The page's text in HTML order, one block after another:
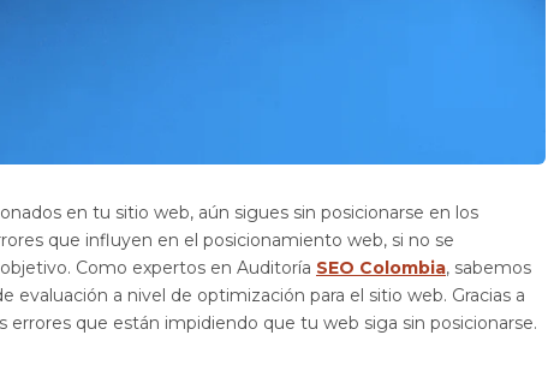
en tu sitio web, aún sigues sin posicionarse en los
que influyen en el posicionamiento web, si no se
Como expertos en Auditoría SEO Colombia, sabemos
evaluación a nivel de optimización para el sitio web. Gracias a
errores que están impidiendo que tu web siga sin posicionarse.